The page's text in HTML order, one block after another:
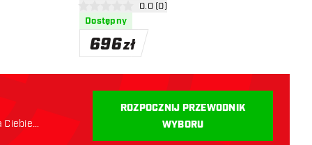
otwórz panel recenzji
0 gwiazdki oceny0.0 (0)
Dostępny
696zł
Ciebie
ROZPOCZNIJ PRZEWODNIK
WYBORU